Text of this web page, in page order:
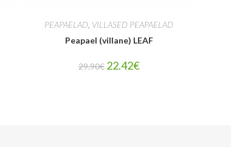
PEAPAELAD VILLASED PEAPAELAD
Peapael (villane) LEAF
29.90€ 22.42€